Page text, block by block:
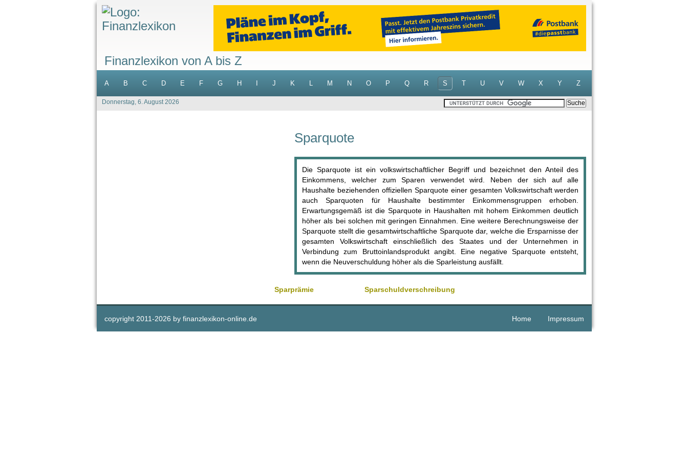
Finanzlexikon von A bis Z
A B C D E F G H J K L M N O P Q R S T U V W X Y Z
Donnerstag, 6. August 2026
Sparquote
Die Sparquote ist ein volkswirtschaftlicher Begriff und bezeichnet den Anteil des
Einkommens, welcher zum Sparen verwendet wird. Neben der sich auf alle
Haushalte beziehenden offiziellen Sparquote einer gesamten Volkswirtschaft werden
auch Sparquoten für Haushalte bestimmter Einkommensgruppen erhoben.
Erwartungsgemäß ist die Sparquote in Haushalten mit hohem Einkommen deutlich
höher als bei solchen mit geringen Einnahmen. Eine weitere Berechnungsweise der
Sparquote stellt die gesamtwirtschaftliche Sparquote dar, welche die Ersparnisse der
gesamten Volkswirtschaft einschließlich des Staates und der Unternehmen in
Verbindung zum Bruttoinlandsprodukt angibt. Eine negative Sparquote entsteht,
wenn die Neuverschuldung höher als die Sparleistung ausfällt.
Sparprämie Sparschuldverschreibung
copyright 2011-2026 by finanzlexikon-online.de Home Impressum